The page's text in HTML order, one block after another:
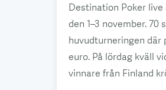
Destination Poker
den 1–3 november. 70
huvudturneringen där
euro. På lördag kväll
vinnare från Finland